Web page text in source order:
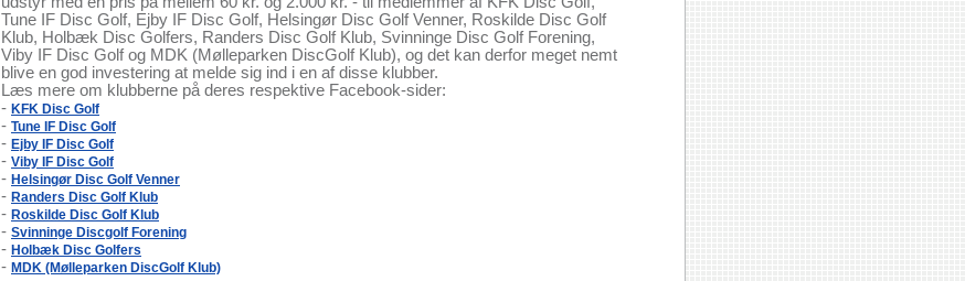
Tune IF Disc Golf, Ejby IF Disc Golf, Helsingør Disc Golf Venner, Roskilde Disc Golf
Klub, Holbæk Disc Golfers, Randers Disc Golf Klub, Svinninge Disc Golf Forening,
Viby IF Disc Golf og MDK (Mølleparken DiscGolf Klub), og det kan derfor meget nemt
blive en god investering at melde sig ind i en af disse klubber.
Læs mere om klubberne på deres respektive Facebook-sider:
- KFK Disc Golf
- Tune IF Disc Golf
- Ejby IF Disc Golf
- Viby IF Disc Golf
- Helsingør Disc Golf Venner
- Randers Disc Golf Klub
- Roskilde Disc Golf Klub
- Svinninge Discgolf Forening
- Holbæk Disc Golfers
- MDK (Mølleparken DiscGolf Klub)